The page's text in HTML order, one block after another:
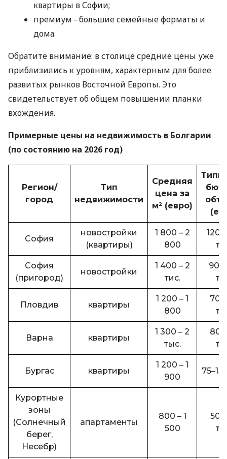
квартиры в Софии;
премиум - большие семейные форматы и
дома.
Обратите внимание: в столице средние цены уже
приблизились к уровням, характерным для более
развитых рынков Восточной Европы. Это
свидетельствует об общем повышении планки
вхождения.
Примерные цены на недвижимость в Болгарии
(по состоянию на 2026 год)
Регион/
город
Тип
недвижимости
Средняя
цена за
м² (евро)
София
новостройки
(квартиры)
1 800 – 2
800
София
(пригород)
новостройки
1 400 – 2
тис.
90–
Пловдив квартиры
1 200 – 1
800
Варна квартиры
1 300 – 2
тыс.
Бургас квартиры
1 200 – 1
900
Курортные
зоны
(Солнечный
берег,
Несебр)
апартаменты
800 – 1
500